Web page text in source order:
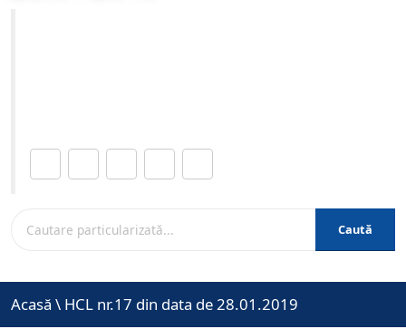
Caută
Acasă \ HCL nr.17 din data de 28.01.2019